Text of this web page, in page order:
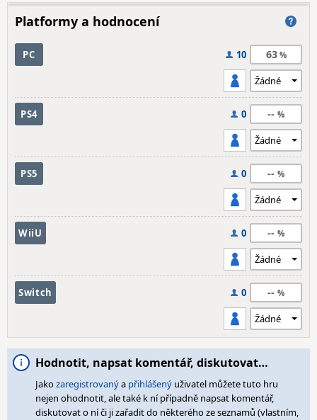
Platformy a hodnocení
PC 10 63
PS4 0 --
PS5 0 --
WiiU 0 --
Switch 0 --
Hodnotit, napsat komentář, diskutovat…
Jakozaregistrovanýa přihlášený uživatel můžete tuto hru
nejen ohodnotit, ale také k ní případně napsat komentář,
diskutovat o ní či ji zařadit do některého ze seznamů (vlastním,